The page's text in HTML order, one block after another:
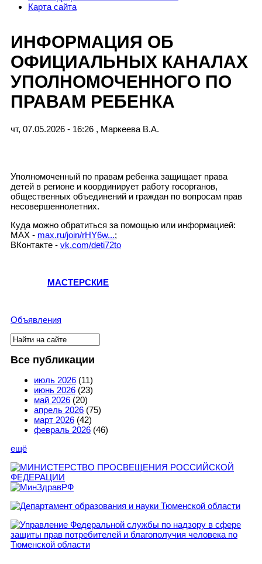
Карта сайта
ИНФОРМАЦИЯ ОБ
ОФИЦИАЛЬНЫХ КАНАЛАХ
УПОЛНОМОЧЕННОГО ПО
ПРАВАМ РЕБЕНКА
чт, 07.05.2026 - 16:26 , Маркеева В.А.
Уполномоченный по правам ребенка защищает права
детей в регионе и координирует работу госорганов,
общественных объединений и граждан по вопросам прав
несовершеннолетних.
Куда можно обратиться за помощью или информацией:
MAX - max.ru/join/rHY6w...;
ВКонтакте - vk.com/deti72to
МАСТЕРСКИЕ
Объявления
Форма поиска
Поиск
Все публикации
июль 2026 (11)
июнь 2026 (23)
май 2026 (20)
апрель 2026 (75)
март 2026 (42)
февраль 2026 (46)
ещё